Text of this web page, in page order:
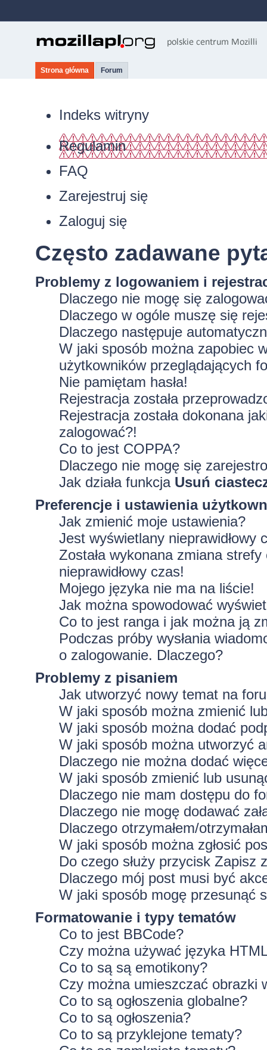
Strona główna Forum
Indeks witryny
Regulamin
FAQ
Zarejestruj się
Zaloguj się
Często zadawane
Problemy z logowaniem i
Dlaczego nie mogę się
Dlaczego w ogóle muszę się
Dlaczego następuje
W jaki sposób można zapobiec
użytkowników przeglądających
Nie pamiętam hasła!
Rejestracja została
Rejestracja została dokonana
zalogować?!
Co to jest COPPA?
Dlaczego nie mogę się
Jak działa funkcja Usuń
Preferencje i ustawienia
Jak zmienić moje ustawienia?
Jest wyświetlany nieprawidłowy
Została wykonana zmiana
nieprawidłowy czas!
Mojego języka nie ma na liście!
Jak można spowodować
Co to jest ranga i jak można ją
Podczas próby wysłania
o zalogowanie. Dlaczego?
Problemy z pisaniem
Jak utworzyć nowy temat na
W jaki sposób można zmienić
W jaki sposób można dodać
W jaki sposób można utworzyć
Dlaczego nie można dodać
W jaki sposób zmienić lub
Dlaczego nie mam dostępu do
Dlaczego nie mogę dodawać
Dlaczego otrzymałem/
W jaki sposób można zgłosić
Do czego służy przycisk Zapisz
Dlaczego mój post musi być
W jaki sposób mogę przesunąć
Formatowanie i typy tematów
Co to jest BBCode?
Czy można używać języka
Co to są są emotikony?
Czy można umieszczać obrazki
Co to są ogłoszenia globalne?
Co to są ogłoszenia?
Co to są przyklejone tematy?